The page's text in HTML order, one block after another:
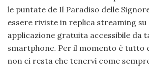
le puntate de Il Paradiso delle
essere riviste in replica streaming su
applicazione gratuita accessibile da
smartphone. Per il momento è tutto
non ci resta che tenervi come